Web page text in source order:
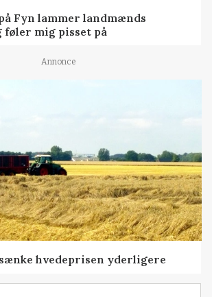
Fyn lammer landmænds
føler mig pisset på
Annonce
hvedeprisen yderligere